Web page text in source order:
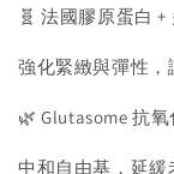
🧬 法國膠原蛋白
強化緊緻與彈性，
🌿 Glutasome 抗
中和自由基，延緩